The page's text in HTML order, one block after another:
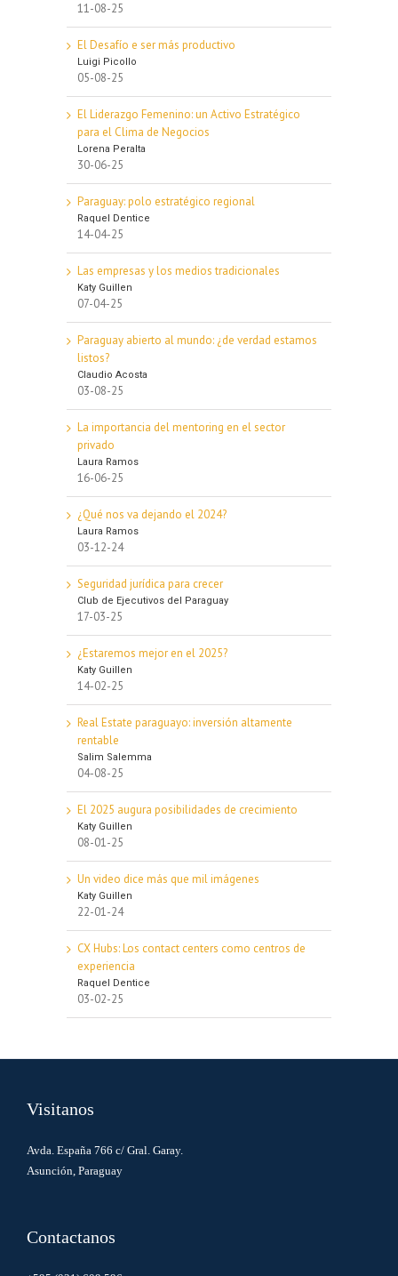
11-08-25
El Desafío e ser más productivo
Luigi Picollo
05-08-25
El Liderazgo Femenino: un Activo Estratégico
para el Clima de Negocios
Lorena Peralta
30-06-25
Paraguay: polo estratégico regional
Raquel Dentice
14-04-25
Las empresas y los medios tradicionales
Katy Guillen
07-04-25
Paraguay abierto al mundo: ¿de verdad estamos
listos?
Claudio Acosta
03-08-25
La importancia del mentoring en el sector
privado
Laura Ramos
16-06-25
¿Qué nos va dejando el 2024?
Laura Ramos
03-12-24
Seguridad jurídica para crecer
Club de Ejecutivos del Paraguay
17-03-25
¿Estaremos mejor en el 2025?
Katy Guillen
14-02-25
Real Estate paraguayo: inversión altamente
rentable
Salim Salemma
04-08-25
El 2025 augura posibilidades de crecimiento
Katy Guillen
08-01-25
Un video dice más que mil imágenes
Katy Guillen
22-01-24
CX Hubs: Los contact centers como centros de
experiencia
Raquel Dentice
03-02-25
Visitanos
Avda. España 766 c/ Gral. Garay.
Asunción, Paraguay
Contactanos